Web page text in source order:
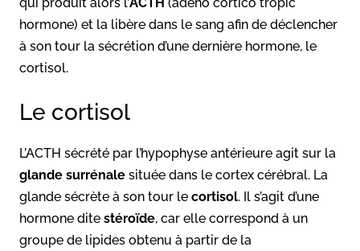
hormone) et la libère dans le sang afin de déclencher
à son tour la sécrétion d’une dernière hormone, le
cortisol.
Le cortisol
L’ACTH sécrété par l’hypophyse antérieure agit sur la
glande surrénale située dans le cortex cérébral. La
glande sécrète à son tour le cortisol. Il s’agit d’une
hormone dite stéroïde, car elle correspond à un
groupe de lipides obtenu à partir de la